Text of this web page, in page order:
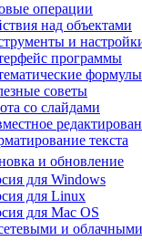
операции
над объектами
и
программы
формулы
советы
со слайдами
текста
и обновление
для Windows
для Linux
для Mac OS
и